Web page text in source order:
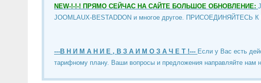
NEW-!-!-! ПРЯМО СЕЙЧАС НА САЙТЕ БОЛЬШОЕ ОБНОВЛЕНИЕ:
JOOMLAUX-BESTADDON и многое другое. ПРИСОЕДИНЯЙТЕСЬ
---В Н И М А Н И Е , В З А И М О З А Ч Е Т !--- Если у Вас есть
тарифному плану. Ваши вопросы и предложения направляйте нам